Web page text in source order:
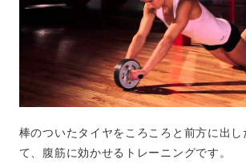
棒のついたタイヤをころころと前方に出し
て、腹筋に効かせるトレーニングです。